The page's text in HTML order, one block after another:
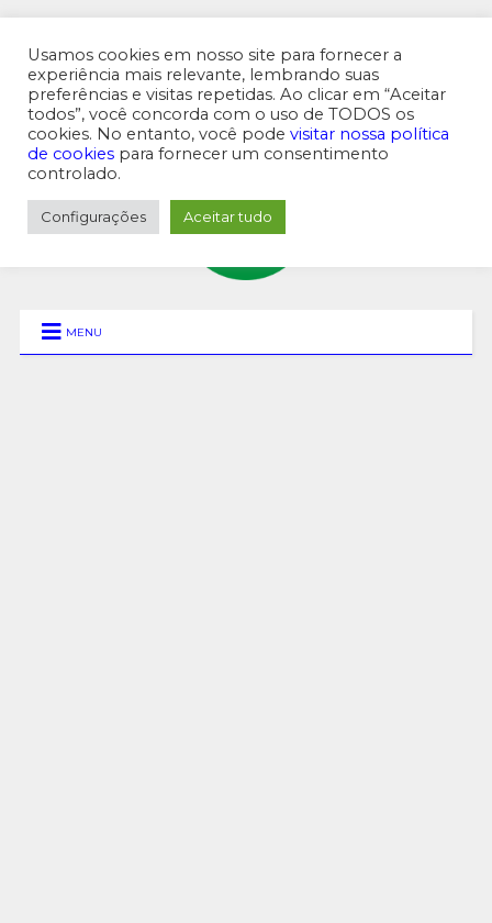
MENU SUPERIOR
MENU
Usamos cookies em nosso site para fornecer a
experiência mais relevante, lembrando suas
preferências e visitas repetidas. Ao clicar em “Aceitar
todos”, você concorda com o uso de TODOS os
cookies. No entanto, você pode visitar nossa política
de cookies para fornecer um consentimento
controlado.
Configurações Aceitar tudo